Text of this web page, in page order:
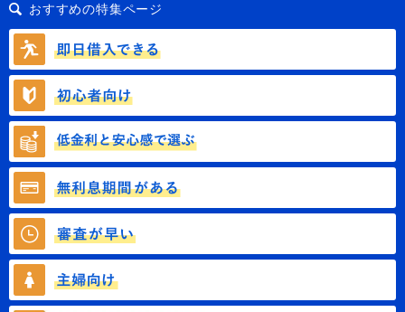
おすすめの特集ページ